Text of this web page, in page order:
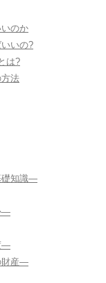
のか
いの?
は?
法
礎知識―
―
―
財産―